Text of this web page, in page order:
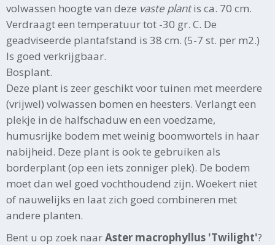
volwassen hoogte van deze vaste plantis ca. 70 cm.
Verdraagt een temperatuur tot -30 gr. C. De
geadviseerde plantafstand is 38 cm. (5-7 st. per m2.)
Is goed verkrijgbaar.
Bosplant.
Deze plant is zeer geschikt voor tuinen met meerdere
(vrijwel) volwassen bomen en heesters. Verlangt een
plekje in de halfschaduw en een voedzame,
humusrijke bodem met weinig boomwortels in haar
nabijheid. Deze plant is ook te gebruiken als
borderplant (op een iets zonniger plek). De bodem
moet dan wel goed vochthoudend zijn. Woekert niet
of nauwelijks en laat zich goed combineren met
andere planten.
Bent u op zoek naarAster macrophyllus 'Twilight'?